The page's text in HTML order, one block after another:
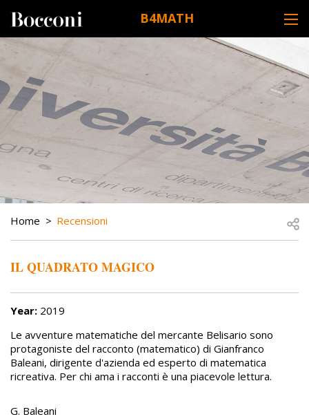
B4MATH
DESK NAVIGATION
BREADCRUMB
Home Recensioni
IL QUADRATO MAGICO
Year: 2019
Le avventure matematiche del mercante Belisario sono
protagoniste del racconto (matematico) di Gianfranco
Baleani, dirigente d'azienda ed esperto di matematica
ricreativa. Per chi ama i racconti è una piacevole lettura.
G. Baleani